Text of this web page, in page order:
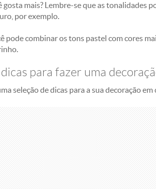
gosta mais? Lembre-se que as tonalidades
por exemplo.
pode combinar os tons pastel com cores
para fazer uma
seleção de dicas para a sua decoração em